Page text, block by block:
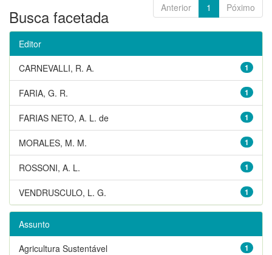
Anterior 1 Póximo
Busca facetada
Editor
1
CARNEVALLI, R. A.
1
FARIA, G. R.
1
FARIAS NETO, A. L. de
1
MORALES, M. M.
1
ROSSONI, A. L.
1
VENDRUSCULO, L. G.
Assunto
1
Agricultura Sustentável